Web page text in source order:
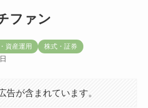
ファン
資産運用 株式・証券
告が含まれています。